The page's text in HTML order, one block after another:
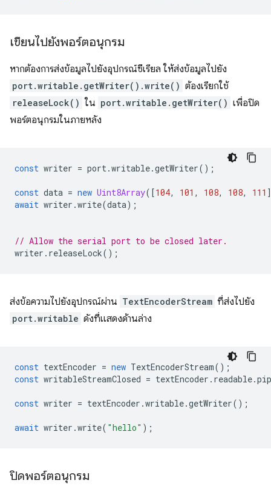
เขียนไปยังพอร์ตอนุกรม
หากต้องการส่งข้อมูลไปยังอุปกรณ์ซีเรียล ให้ส่งข้อมูลไปยัง
port.writable.getWriter().write() ต้องเรียกใช้
releaseLock() ใน port.writable.getWriter() เพื่อปิด
พอร์ตอนุกรมในภายหลัง
const writer = port.writable.getWriter();
const data = new Uint8Array([104, 101 , 108, 108, 111
await writer .write(data);
// Allow the serial port to be closed later.
writer . releaseLock();
ส่งข้อความไปยังอุปกรณ์ผ่าน TextEncoderStream ที่ส่งไปยัง
port.writable ดังที่แสดงด้านล่าง
const textEncoder = new TextEncoderStream();
const writableStreamClosed = textEncoder . readable.
const writer = textEncoder .writable.getWriter();
await writer .write( "hello" );
ปิดพอร์ตอนุกรม